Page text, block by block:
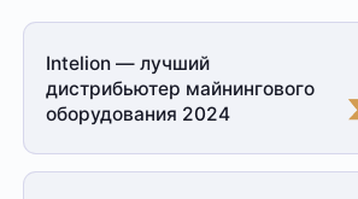
Intelion — лучший
дистрибьютер майнингового
оборудования 2024